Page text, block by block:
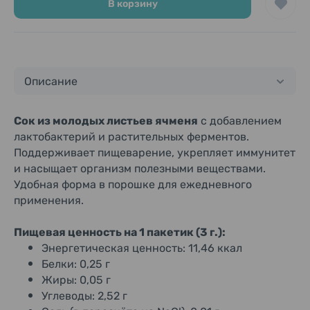
лактобактерии (в обеззараженном виде)
В корзину
Описание
Сок из молодых листьев ячменя с добавлением
лактобактерий и растительных ферментов.
Поддерживает пищеварение, укрепляет иммунитет
и насыщает организм полезными веществами.
Удобная форма в порошке для ежедневного
применения.
Пищевая ценность на 1 пакетик (3 г.):
Энергетическая ценность: 11,46 ккал
Белки: 0,25 г
Жиры: 0,05 г
Углеводы: 2,52 г